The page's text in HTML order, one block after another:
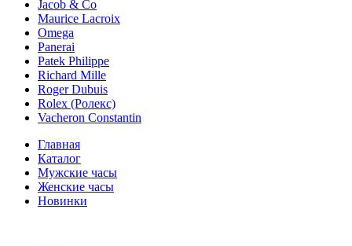
Jacob & Co
Maurice Lacroix
Omega
Panerai
Patek Philippe
Richard Mille
Roger Dubuis
Rolex (Ролекс)
Vacheron Constantin
Главная
Каталог
Мужские часы
Женские часы
Новинки